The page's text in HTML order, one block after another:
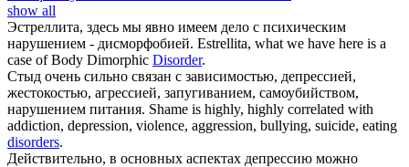
show all
Эстреллита, здесь мы явно имеем дело с психическим
нарушением - дисморфобией. Estrellita, what we have here is a
case of Body Dimorphic Disorder.
Стыд очень сильно связан с зависимостью, депрессией,
жестокостью, агрессией, запугиванием, самоубийством,
нарушением питания. Shame is highly, highly correlated with
addiction, depression, violence, aggression, bullying, suicide, eating
disorders.
Действительно, в основных аспектах депрессию можно